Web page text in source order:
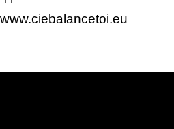
www.ciebalancetoi.eu